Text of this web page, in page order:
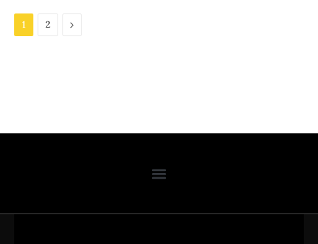
1 2 Next